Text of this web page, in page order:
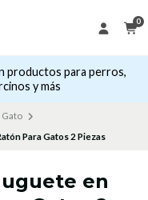
0
productos para perros,
y más
Para Gatos 2 Piezas
en